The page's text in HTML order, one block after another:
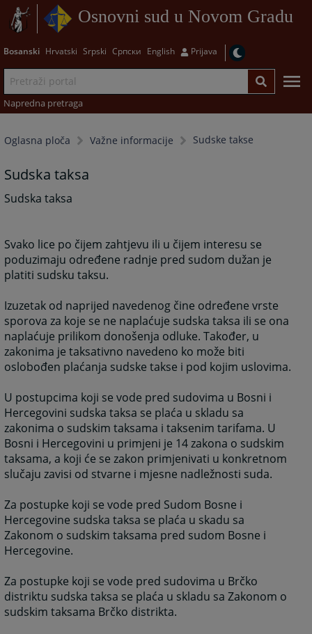
Osnovni sud u Novom Gradu
Bosanski Hrvatski Srpski Српски English Prijava
Napredna pretraga
Oglasna ploča Važne informacije Sudske takse
Sudska taksa
Sudska taksa
Svako lice po čijem zahtjevu ili u čijem interesu se
poduzimaju određene radnje pred sudom dužan je
platiti sudsku taksu.
Izuzetak od naprijed navedenog čine određene vrste
sporova za koje se ne naplaćuje sudska taksa ili se ona
naplaćuje prilikom donošenja odluke. Također, u
zakonima je taksativno navedeno ko može biti
oslobođen plaćanja sudske takse i pod kojim uslovima.
U postupcima koji se vode pred sudovima u Bosni i
Hercegovini sudska taksa se plaća u skladu sa
zakonima o sudskim taksama i taksenim tarifama. U
Bosni i Hercegovini u primjeni je 14 zakona o sudskim
taksama, a koji će se zakon primjenivati u konkretnom
slučaju zavisi od stvarne i mjesne nadležnosti suda.
Za postupke koji se vode pred Sudom Bosne i
Hercegovine sudska taksa se plaća u skadu sa
Zakonom o sudskim taksama pred sudom Bosne i
Hercegovine.
Za postupke koji se vode pred sudovima u Brčko
distriktu sudska taksa se plaća u skladu sa Zakonom o
sudskim taksama Brčko distrikta.